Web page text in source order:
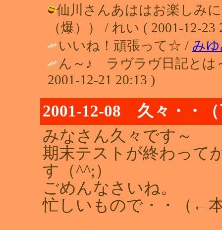
仙川さんあははお楽しみ
（爆）） / れい ( 2001-12-23
いいね！頑張って☆ / み
ん～♪ ラヴラヴ日記とは
2001-12-21 20:13 )
2001-12-08 久々・・
みなさん久々です～
期末テストが終わって
す（^^;）
ごめんなさいね。
忙しいもので・・（←